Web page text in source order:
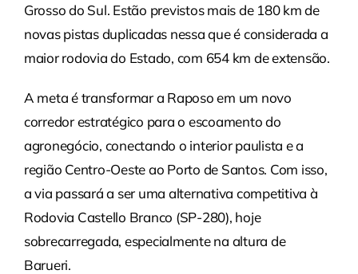
Grosso do Sul. Estão previstos mais de 180 km de
novas pistas duplicadas nessa que é considerada a
maior rodovia do Estado, com 654 km de extensão.
A meta é transformar a Raposo em um novo
corredor estratégico para o escoamento do
agronegócio, conectando o interior paulista e a
região Centro-Oeste ao Porto de Santos. Com isso,
a via passará a ser uma alternativa competitiva à
Rodovia Castello Branco (SP-280), hoje
sobrecarregada, especialmente na altura de
Barueri.